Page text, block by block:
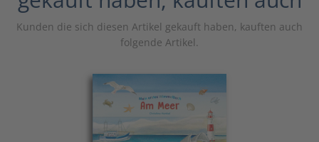
Kunden die sich diesen Artikel gekauft haben, kauften auch
folgende Artikel.